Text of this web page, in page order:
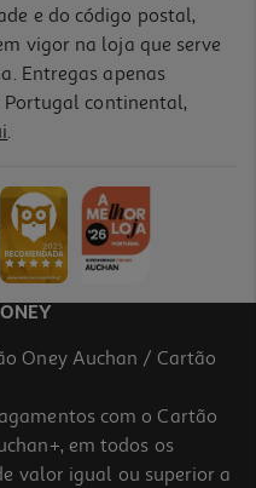
(total No Frost C 179cm
e do código postal,
vigor na loja que serve
Entregas apenas
continental,
.
Oney Auchan / Cartão
com o Cartão
em todos os
valor igual ou superior a